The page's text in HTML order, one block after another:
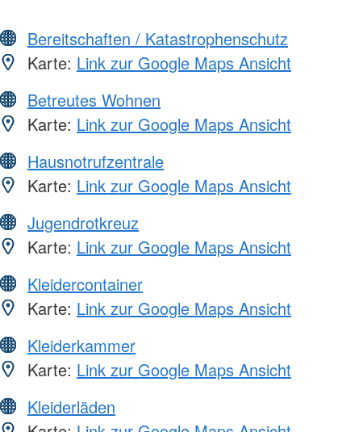
Bereitschaften / Katastrophenschutz
Karte: Link zur Google Maps Ansicht
Betreutes Wohnen
Karte: Link zur Google Maps Ansicht
Hausnotrufzentrale
Karte: Link zur Google Maps Ansicht
Jugendrotkreuz
Karte: Link zur Google Maps Ansicht
Kleidercontainer
Karte: Link zur Google Maps Ansicht
Kleiderkammer
Karte: Link zur Google Maps Ansicht
Kleiderläden